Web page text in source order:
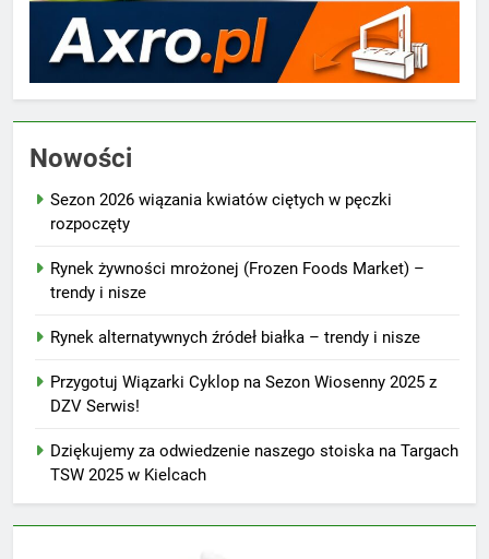
Nowości
Sezon 2026 wiązania kwiatów ciętych w pęczki
rozpoczęty
Rynek żywności mrożonej (Frozen Foods Market) –
trendy i nisze
Rynek alternatywnych źródeł białka – trendy i nisze
Przygotuj Wiązarki Cyklop na Sezon Wiosenny 2025 z
DZV Serwis!
Dziękujemy za odwiedzenie naszego stoiska na Targach
TSW 2025 w Kielcach